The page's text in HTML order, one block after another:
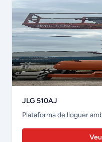
JLG 510AJ
Plataforma de lloguer